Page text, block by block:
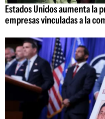
Estados Unidos aumenta la
empresas vinculadas a la